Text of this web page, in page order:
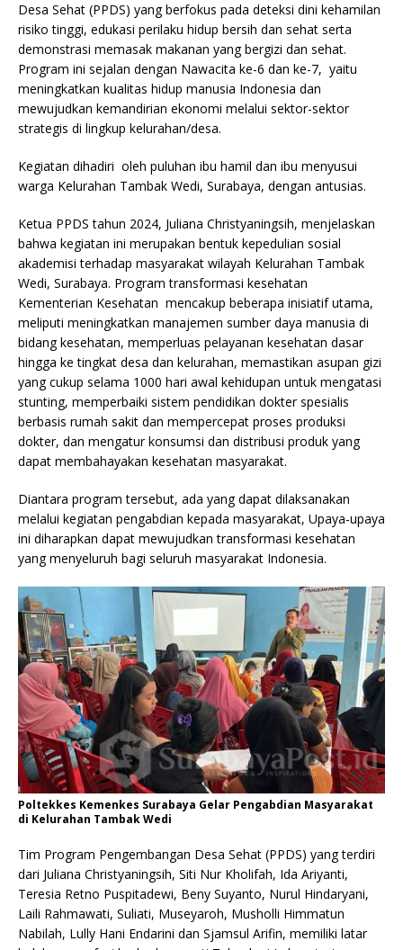
Desa Sehat (PPDS) yang berfokus pada deteksi dini kehamilan
risiko tinggi, edukasi perilaku hidup bersih dan sehat serta
demonstrasi memasak makanan yang bergizi dan sehat.
Program ini sejalan dengan Nawacita ke-6 dan ke-7, yaitu
meningkatkan kualitas hidup manusia Indonesia dan
mewujudkan kemandirian ekonomi melalui sektor-sektor
strategis di lingkup kelurahan/desa.
Kegiatan dihadiri oleh puluhan ibu hamil dan ibu menyusui
warga Kelurahan Tambak Wedi, Surabaya, dengan antusias.
Ketua PPDS tahun 2024, Juliana Christyaningsih, menjelaskan
bahwa kegiatan ini merupakan bentuk kepedulian sosial
akademisi terhadap masyarakat wilayah Kelurahan Tambak
Wedi, Surabaya. Program transformasi kesehatan
Kementerian Kesehatan mencakup beberapa inisiatif utama,
meliputi meningkatkan manajemen sumber daya manusia di
bidang kesehatan, memperluas pelayanan kesehatan dasar
hingga ke tingkat desa dan kelurahan, memastikan asupan gizi
yang cukup selama 1000 hari awal kehidupan untuk mengatasi
stunting, memperbaiki sistem pendidikan dokter spesialis
berbasis rumah sakit dan mempercepat proses produksi
dokter, dan mengatur konsumsi dan distribusi produk yang
dapat membahayakan kesehatan masyarakat.
Diantara program tersebut, ada yang dapat dilaksanakan
melalui kegiatan pengabdian kepada masyarakat, Upaya-upaya
ini diharapkan dapat mewujudkan transformasi kesehatan
yang menyeluruh bagi seluruh masyarakat Indonesia.
Poltekkes Kemenkes Surabaya Gelar Pengabdian Masyarakat
di Kelurahan Tambak Wedi
Tim Program Pengembangan Desa Sehat (PPDS) yang terdiri
dari Juliana Christyaningsih, Siti Nur Kholifah, Ida Ariyanti,
Teresia Retno Puspitadewi, Beny Suyanto, Nurul Hindaryani,
Laili Rahmawati, Suliati, Museyaroh, Musholli Himmatun
Nabilah, Lully Hani Endarini dan Sjamsul Arifin, memiliki latar